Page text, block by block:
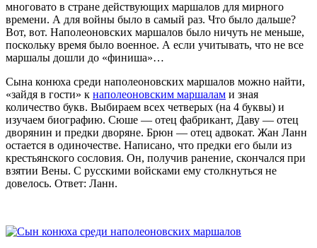
многовато в стране действующих маршалов для мирного
времени. А для войны было в самый раз. Что было дальше?
Вот, вот. Наполеоновских маршалов было ничуть не меньше,
поскольку время было военное. А если учитывать, что не все
маршалы дошли до «финиша»…
Сына конюха среди наполеоновских маршалов можно найти,
«зайдя в гости» к наполеоновским маршалам и зная
количество букв. Выбираем всех четверых (на 4 буквы) и
изучаем биографию. Сюше — отец фабрикант, Даву — отец
дворянин и предки дворяне. Брюн — отец адвокат. Жан Ланн
остается в одиночестве. Написано, что предки его были из
крестьянского сословия. Он, получив ранение, скончался при
взятии Вены. С русскими войсками ему столкнуться не
довелось. Ответ: Ланн.